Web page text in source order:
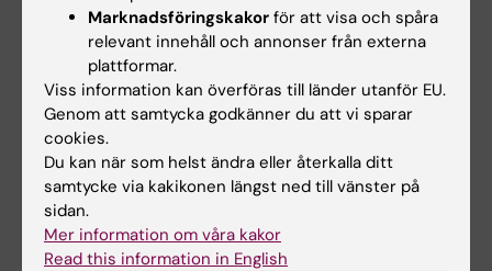
ochinspiration för lärare.
I CaseLab är detintemöjligt att träna
fysiska färdigheter som till exempel att
palpera.
Hade du nytta av informationen på denna sida?
Yes
No
Marknadsföringskakor för att visa och spåra
relevant innehåll och annonser från externa
plattformar.
Viss information kan överföras till länder utanför EU.
Genom att samtycka godkänner du att vi sparar
cookies.
Du kan när som helst ändra eller återkalla ditt
samtycke via kakikonen längst ned till vänster på
sidan.
Mer information om våra kakor
Read this information in English